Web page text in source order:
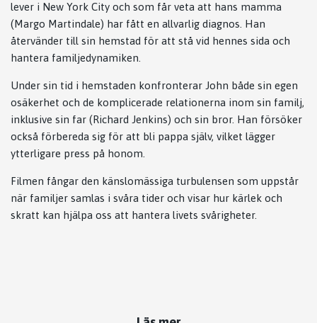
lever i New York City och som får veta att hans mamma
(Margo Martindale) har fått en allvarlig diagnos. Han
återvänder till sin hemstad för att stå vid hennes sida och
hantera familjedynamiken.
Under sin tid i hemstaden konfronterar John både sin egen
osäkerhet och de komplicerade relationerna inom sin familj,
inklusive sin far (Richard Jenkins) och sin bror. Han försöker
också förbereda sig för att bli pappa själv, vilket lägger
ytterligare press på honom.
Filmen fångar den känslomässiga turbulensen som uppstår
när familjer samlas i svåra tider och visar hur kärlek och
skratt kan hjälpa oss att hantera livets svårigheter.